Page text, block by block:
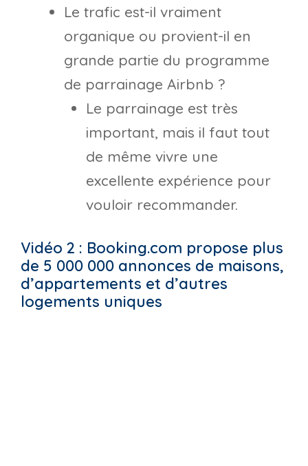
Le trafic est-il vraiment
organique ou provient-il en
grande partie du programme
de parrainage Airbnb ?
Le parrainage est très
important, mais il faut tout
de même vivre une
excellente expérience pour
vouloir recommander.
Vidéo 2 : Booking.com propose plus
de 5 000 000 annonces de maisons,
d’appartements et d’autres
logements uniques